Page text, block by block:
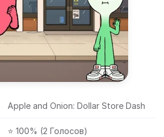
Apple and Onion: Dollar Store Dash
⭐ 100% (2 Голосов)